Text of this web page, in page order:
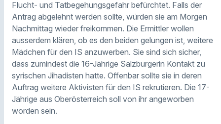
Flucht- und Tatbegehungsgefahr befürchtet. Falls der
Antrag abgelehnt werden sollte, würden sie am Morgen
Nachmittag wieder freikommen. Die Ermittler wollen
ausserdem klären, ob es den beiden gelungen ist, weitere
Mädchen für den IS anzuwerben. Sie sind sich sicher,
dass zumindest die 16-Jährige Salzburgerin Kontakt zu
syrischen Jihadisten hatte. Offenbar sollte sie in deren
Auftrag weitere Aktivisten für den IS rekrutieren. Die 17-
Jährige aus Oberösterreich soll von ihr angeworben
worden sein.